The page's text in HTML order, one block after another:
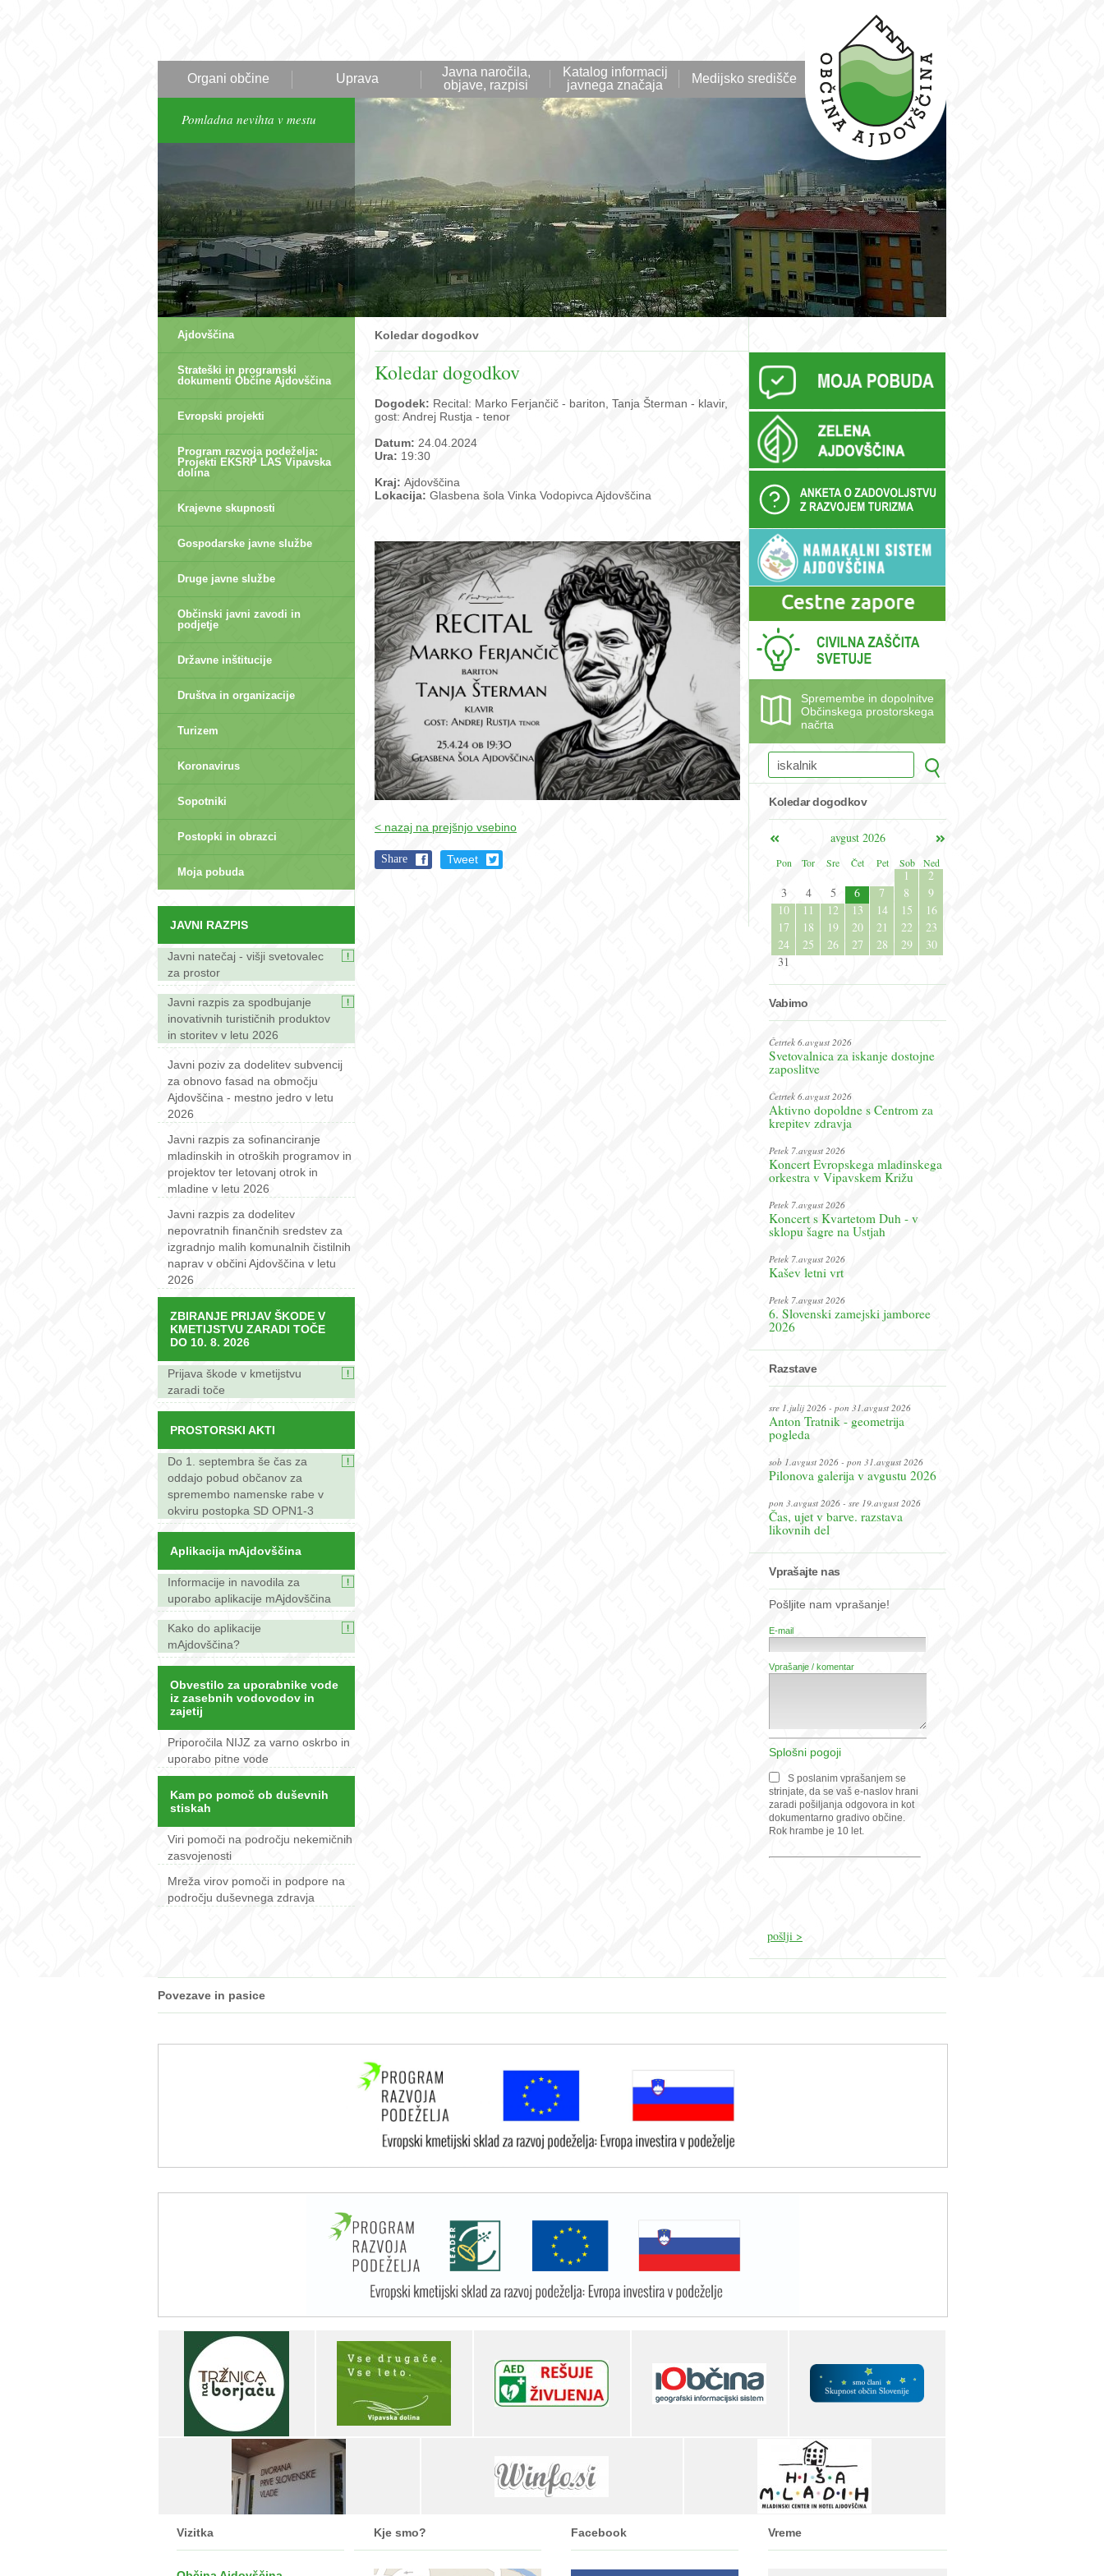
Organi občine Uprava
Javna naročila,
objave, razpisi
Katalog informacij
javnega značaja
Medijsko središče
Pomladna nevihta v mestu
Ajdovščina
Strateški in programski
dokumenti Občine Ajdovščina
Evropski projekti
Program razvoja podeželja:
Projekti EKSRP LAS Vipavska
dolina
Krajevne skupnosti
Gospodarske javne službe
Druge javne službe
Občinski javni zavodi in
podjetje
Državne inštitucije
Društva in organizacije
Turizem
Koronavirus
Sopotniki
Postopki in obrazci
Moja pobuda
JAVNI RAZPIS
Javni natečaj - višji svetovalec
za prostor
Javni razpis za spodbujanje
inovativnih turističnih produktov
in storitev v letu 2026
Javni poziv za dodelitev subvencij
za obnovo fasad na območju
Ajdovščina - mestno jedro v letu
2026
Javni razpis za sofinanciranje
mladinskih in otroških programov in
projektov ter letovanj otrok in
mladine v letu 2026
Javni razpis za dodelitev
nepovratnih finančnih sredstev za
izgradnjo malih komunalnih čistilnih
naprav v občini Ajdovščina v letu
2026
ZBIRANJE PRIJAV ŠKODE V
KMETIJSTVU ZARADI TOČE
DO 10. 8. 2026
Prijava škode v kmetijstvu
zaradi toče
PROSTORSKI AKTI
Do 1. septembra še čas za
oddajo pobud občanov za
spremembo namenske rabe v
okviru postopka SD OPN1-3
Aplikacija mAjdovščina
Informacije in navodila za
uporabo aplikacije mAjdovščina
Kako do aplikacije
mAjdovščina?
Obvestilo za uporabnike vode
iz zasebnih vodovodov in
zajetij
Priporočila NIJZ za varno oskrbo in
uporabo pitne vode
Kam po pomoč ob duševnih
stiskah
Viri pomoči na področju nekemičnih
zasvojenosti
Mreža virov pomoči in podpore na
področju duševnega zdravja
Koledar dogodkov
Koledar dogodkov
Dogodek: Recital: Marko Ferjančič - bariton, Tanja Šterman - klavir,
gost: Andrej Rustja - tenor
Datum: 24.04.2024
Ura: 19:30
Kraj: Ajdovščina
Lokacija: Glasbena šola Vinka Vodopivca Ajdovščina
< nazaj na prejšnjo vsebino
Share Tweet
Spremembe in dopolnitve
Občinskega prostorskega
načrta
Koledar dogodkov
avgust 2026
Pon
Tor Sre Čet Pet Sob Ned
1
2
3
4 5 6 7 8
9
10
11 12 13 14 15
16
17
18 19 20 21 22
23
24
25 26 27 28 29
30
31
Vabimo
Četrtek 6.avgust 2026
Svetovalnica za iskanje dostojne
zaposlitve
Četrtek 6.avgust 2026
Aktivno dopoldne s Centrom za
krepitev zdravja
Petek 7.avgust 2026
Koncert Evropskega mladinskega
orkestra v Vipavskem Križu
Petek 7.avgust 2026
Koncert s Kvartetom Duh - v
sklopu šagre na Ustjah
Petek 7.avgust 2026
Kašev letni vrt
Petek 7.avgust 2026
6. Slovenski zamejski jamboree
2026
Razstave
sre 1.julij 2026 - pon 31.avgust 2026
Anton Tratnik - geometrija
pogleda
sob 1.avgust 2026 - pon 31.avgust 2026
Pilonova galerija v avgustu 2026
pon 3.avgust 2026 - sre 19.avgust 2026
Čas, ujet v barve. razstava
likovnih del
Vprašajte nas
Pošljite nam vprašanje!
E-mail
Vprašanje / komentar
Splošni pogoji
S poslanim vprašanjem se
strinjate, da se vaš e-naslov hrani
zaradi pošiljanja odgovora in kot
dokumentarno gradivo občine.
Rok hrambe je 10 let.
Povezave in pasice
Vizitka Kje smo? Facebook Vreme